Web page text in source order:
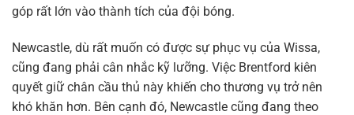
góp rất lớn vào thành tích của đội bóng.
Newcastle, dù rất muốn có được sự phục vụ của Wissa,
cũng đang phải cân nhắc kỹ lưỡng. Việc Brentford kiên
quyết giữ chân cầu thủ này khiến cho thương vụ trở nên
khó khăn hơn. Bên cạnh đó, Newcastle cũng đang theo